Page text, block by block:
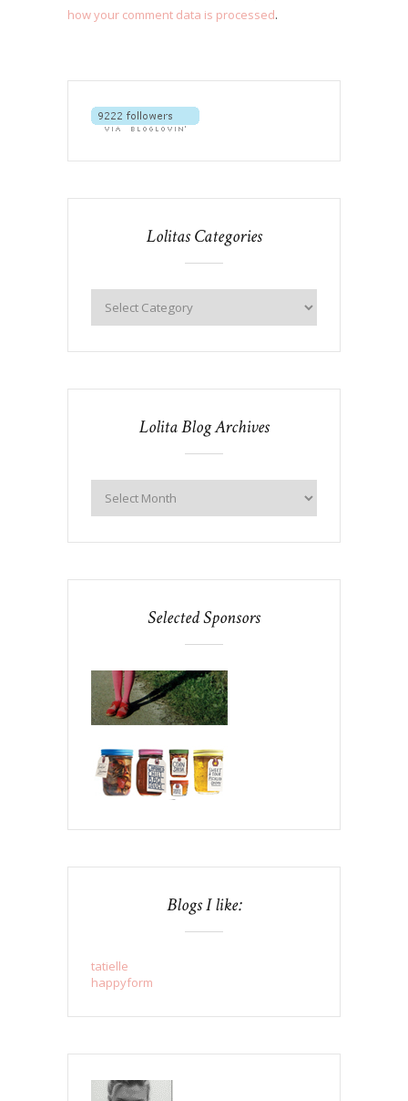
how your comment data is processed.
Lolitas Categories
Lolita Blog Archives
Selected Sponsors
Blogs I like:
tatielle
happyform